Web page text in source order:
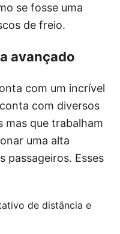
se fosse uma
de freio.
avançado
com um incrível
com diversos
mas que trabalham
uma alta
passageiros. Esses
de distância e